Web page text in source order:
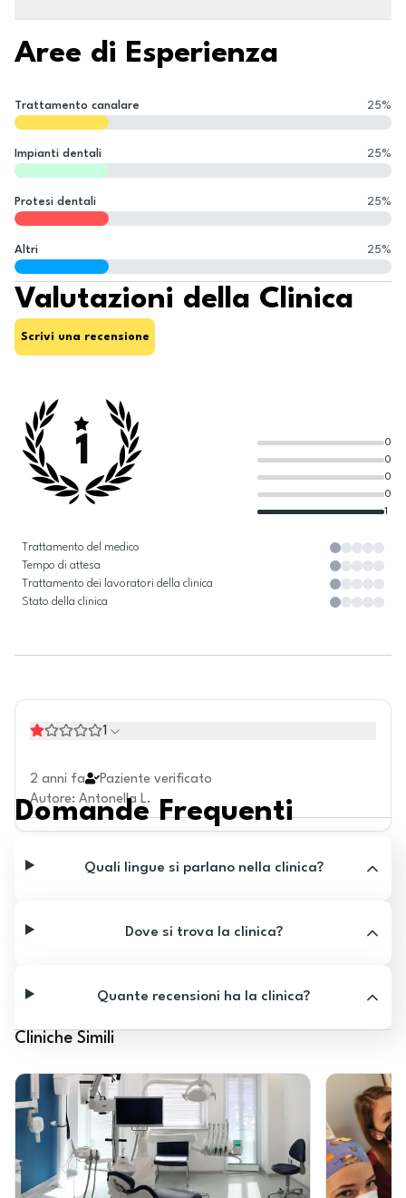
Aree di Esperienza
Trattamento canalare 25%
Impianti dentali 25%
Protesi dentali 25%
Altri 25%
Valutazioni della Clinica
Scrivi una recensione
1
1
0
0
0
0
Trattamento del medico
Tempo di attesa
Trattamento dei lavoratori della clinica
Stato della clinica
1
2 anni fa
Paziente verificato
Autore: Antonella L.
Domande Frequenti
Quali lingue si parlano nella clinica?
Dove si trova la clinica?
Quante recensioni ha la clinica?
Cliniche Simili